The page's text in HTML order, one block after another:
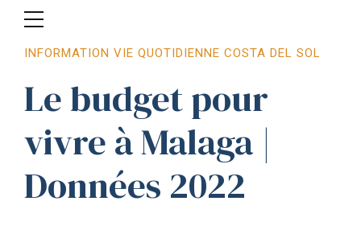
INFORMATION VIE QUOTIDIENNE COSTA DEL SOL
Le budget pour
vivre à Malaga |
Données 2022